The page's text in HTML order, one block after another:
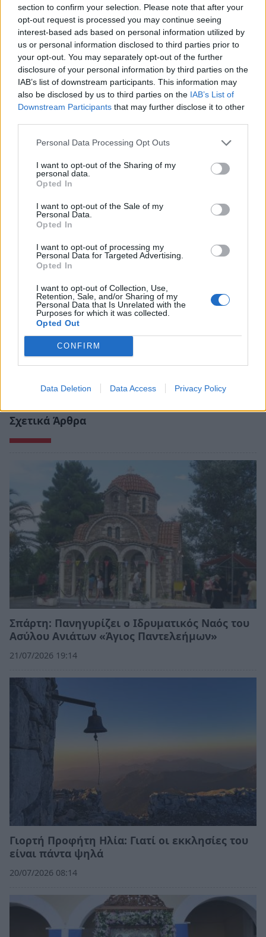
section to confirm your selection. Please note that after your
opt-out request is processed you may continue seeing
interest-based ads based on personal information utilized by
us or personal information disclosed to third parties prior to
your opt-out. You may separately opt-out of the further
disclosure of your personal information by third parties on the
IAB’s list of downstream participants. This information may
also be disclosed by us to third parties on the IAB’s List of
Downstream Participants that may further disclose it to other
Personal Data Processing Opt Outs
I want to opt-out of the Sharing of my
personal data.
Opted In
I want to opt-out of the Sale of my
Personal Data.
Opted In
I want to opt-out of processing my
Personal Data for Targeted Advertising.
Opted In
I want to opt-out of Collection, Use,
Retention, Sale, and/or Sharing of my
Personal Data that Is Unrelated with the
Purposes for which it was collected.
Opted Out
CONFIRM
Data Deletion Data Access Privacy Policy
Σχετικά Άρθρα
Σπάρτη: Πανηγυρίζει ο Ιδρυματικός Ναός του
Ασύλου Ανιάτων «Άγιος Παντελεήμων»
21/07/2026 19:14
Γιορτή Προφήτη Ηλία: Γιατί οι εκκλησίες του
είναι πάντα ψηλά
20/07/2026 08:14